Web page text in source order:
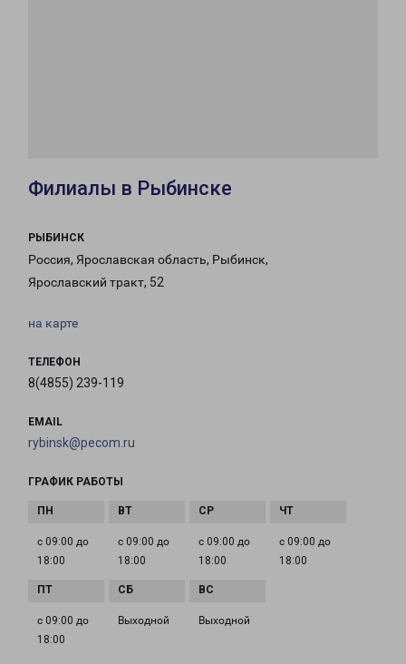
Филиалы в Рыбинске
РЫБИНСК
Россия, Ярославская область, Рыбинск,
Ярославский тракт, 52
на карте
ТЕЛЕФОН
8(4855) 239-119
EMAIL
rybinsk@pecom.ru
ГРАФИК РАБОТЫ
с 09:00 до
18:00
с 09:00 до
18:00
с 09:00 до
18:00
с 09:00 до
18:00
с 09:00 до
18:00
Выходной Выходной